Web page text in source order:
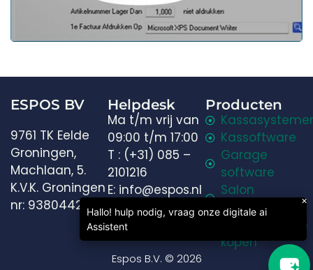
ESPOS BV
9761 TK Eelde
Groningen,
Machlaan, 5.
K.V.K. Groningen
nr: 93804423
Helpdesk
Ma t/m vrij van
09:00 t/m 17:00
T : (+31) 085 –
2101216
E: info@espos.nl
H:Hulp op
afstand
Producten
Kassoftware
Garage
software
Salon
software
Pinautomaten
kopen
Espos B.V. © 2026
Welkom in onze chat!
Laten we beginnen. Voer je e-mailadres in om met
Email Address
Start Chat
Hallo! hulp nodig, vraag onze digitale ai
Assistent
×